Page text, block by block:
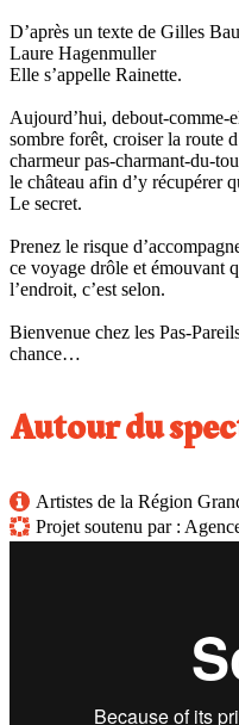
D’après un texte de Gilles
Laure Hagenmuller
Elle s’appelle Rainette.
Aujourd’hui, debout-comme-
sombre forêt, croiser la route
charmeur pas-charmant-du-
le château afin d’y récupérer
Le secret.
Prenez le risque
ce voyage drôle et émouvant
l’endroit, c’est selon.
Bienvenue chez les Pas-
chance…
Autour du
Artistes de la Région
Projet soutenu par :